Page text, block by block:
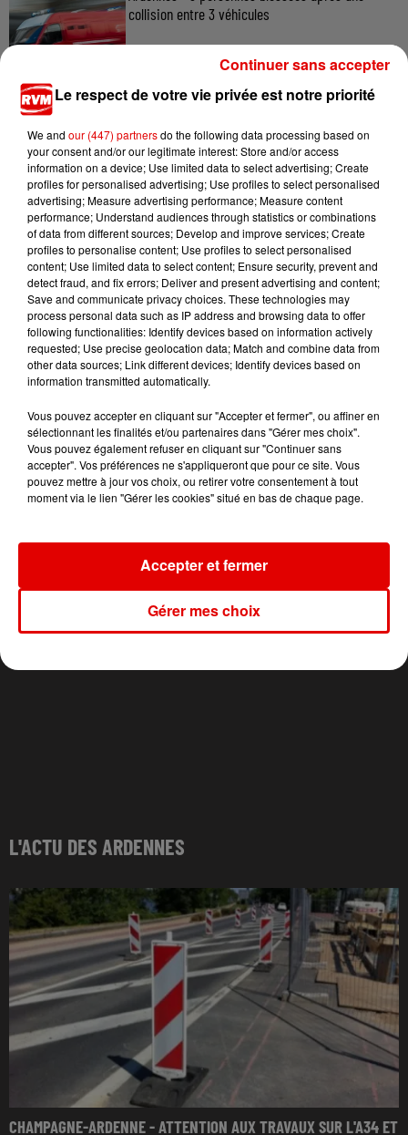
collision entre 3 véhicules
5 août 2026
Les Gendarmes »
TITRES DIFFUSÉS
16h57
16h57
ELLIOTT
On S'oubliera
16h53
16h53
NAIKA
One Track Mind
16h47
16h47
ZAZIE
Je Suis Un Homme
L'ACTU DES ARDENNES
CHAMPAGNE-ARDENNE - ATTENTION AUX TRAVAUX SUR L'A34 ET
Le respect de votre vie privée est notre priorité
We and our (447) partnersdo the following data processing based on
your consent and/or our legitimate interest: Store and/or access
information on a device; Use limited data to select advertising; Create
profiles for personalised advertising; Use profiles to select personalised
advertising; Measure advertising performance; Measure content
performance; Understand audiences through statistics or combinations
of data from different sources; Develop and improve services; Create
profiles to personalise content; Use profiles to select personalised
content; Use limited data to select content; Ensure security, prevent and
detect fraud, and fix errors; Deliver and present advertising and content;
Save and communicate privacy choices. These technologies may
process personal data such as IP address and browsing data to offer
following functionalities: Identify devices based on information actively
requested; Use precise geolocation data; Match and combine data from
other data sources; Link different devices; Identify devices based on
information transmitted automatically.
Vous pouvez accepter en cliquant sur "Accepter et fermer", ou affiner en
sélectionnant les finalités et/ou partenaires dans "Gérer mes choix".
Vous pouvez également refuser en cliquant sur "Continuer sans
accepter". Vos préférences ne s'appliqueront que pour ce site. Vous
pouvez mettre à jour vos choix, ou retirer votre consentement à tout
moment via le lien "Gérer les cookies" situé en bas de chaque page.
Gérer mes choix
Accepter et fermer
Continuer sans accepter